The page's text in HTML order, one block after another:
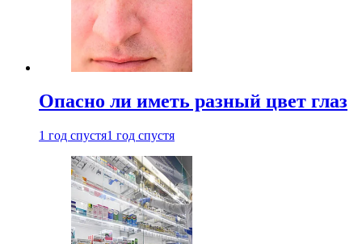
Опасно ли иметь разный цвет глаз
1 год спустя1 год спустя